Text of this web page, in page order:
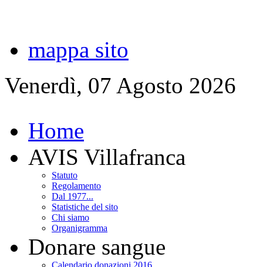
mappa sito
Venerdì, 07 Agosto 2026
Home
AVIS Villafranca
Statuto
Regolamento
Dal 1977...
Statistiche del sito
Chi siamo
Organigramma
Donare sangue
Calendario donazioni 2016